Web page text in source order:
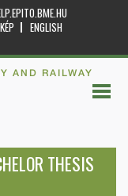
ENGLISH
AND RAILWAY
THESIS